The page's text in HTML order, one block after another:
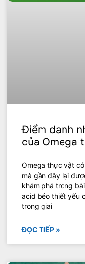
Điểm danh
của Omega
Omega thực vật
mà gần đây lại
khám phá trong
acid béo thiết yếu
trong giai
ĐỌC TIẾP »